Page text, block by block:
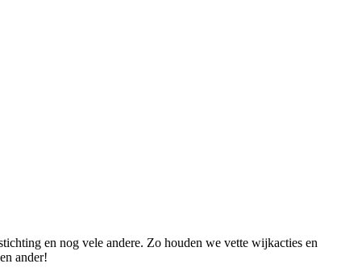
en nog vele andere. Zo houden we vette wijkacties en
ander!